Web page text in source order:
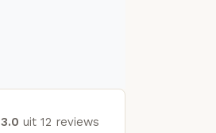
3.0 uit 12 reviews